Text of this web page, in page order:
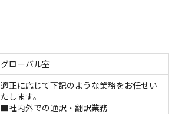
グローバル室
適正に応じて下記のような業務をお任せい
たします。
■社内外での通訳・翻訳業務